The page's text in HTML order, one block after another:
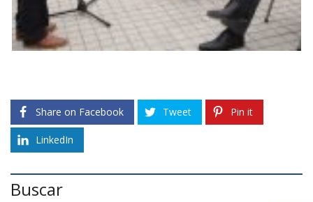
Share on Facebook Tweet Pin it
LinkedIn
Buscar